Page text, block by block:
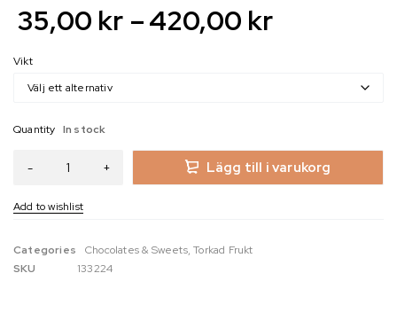
35,00 kr –420,00 kr
Vikt
Quantity In stock
Lägg till i varukorg
Categories Chocolates & Sweets,Torkad Frukt
SKU
133224